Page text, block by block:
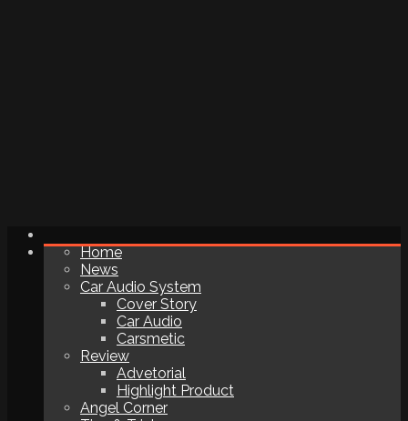
Home
News
Car Audio System
Cover Story
Car Audio
Carsmetic
Review
Advetorial
Highlight Product
Angel Corner